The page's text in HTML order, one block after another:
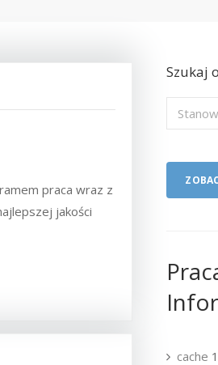
praca wraz z
jakości
Szukaj
cache